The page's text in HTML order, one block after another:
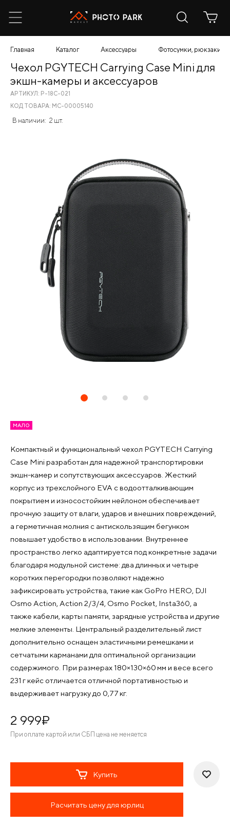
Главная Каталог Аксессуары Фотосумки, рюкзаки,
МАЛО
Компактный и функциональный чехол PGYTECH Carrying
Case Mini разработан для надежной транспортировки
экшн-камер и сопутствующих аксессуаров. Жесткий
корпус из трехслойного EVA с водоотталкивающим
покрытием и износостойким нейлоном обеспечивает
прочную защиту от влаги, ударов и внешних повреждений,
а герметичная молния с антискользящим бегунком
повышает удобство в использовании. Внутреннее
пространство легко адаптируется под конкретные задачи
благодаря модульной системе: два длинных и четыре
коротких перегородки позволяют надежно
зафиксировать устройства, такие как GoPro HERO, DJI
Osmo Action, Action 2/3/4, Osmo Pocket, Insta360, а
также кабели, карты памяти, зарядные устройства и другие
мелкие элементы. Центральный разделительный лист
дополнительно оснащен эластичными ремешками и
сетчатыми карманами для оптимальной организации
содержимого. При размерах 180×130×60 мм и весе всего
231 г кейс отличается отличной портативностью и
выдерживает нагрузку до 0,77 кг.
2 999¤
При оплате картой или СБП цена не меняется
Купить
Расчитать цену для юрлиц
Чехол PGYTECH Carrying Case Mini для
экшн-камеры и аксессуаров
АРТИКУЛ: P-18C-021
КОД ТОВАРА: МС-00005140
В наличии: 2 шт.